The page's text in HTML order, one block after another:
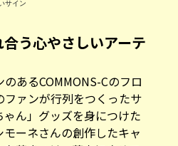
う心やさしいアーテ
のあるCOMMONS-Cのフロ
ァンが行列をつくったサ
ん」グッズを身につけた
ーネさんの創作したキャ
惹きつけ、夢中にさせて
。